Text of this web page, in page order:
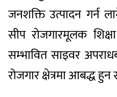
जनशक्ति उत्पादन गर्न
सीप रोजगारमूलक
सम्भावित साइवर
रोजगार क्षेत्रमा आबद्ध